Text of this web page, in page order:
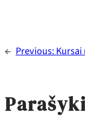
← Previous: